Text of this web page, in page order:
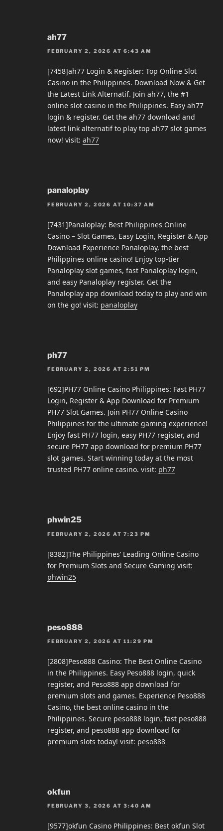
ah77
FEBRUARY 2, 2026 AT 6:43 AM
[7458]ah77 Login & Register: Top Online Slot
Casino in the Philippines. Download Now & Get
the Latest Link Alternatif. Join ah77, the #1
online slot casino in the Philippines. Easy ah77
login & register. Get the ah77 download and
latest link alternatif to play top ah77 slot games
now! visit: ah77
panaloplay
FEBRUARY 2, 2026 AT 10:37 AM
[7431]Panaloplay: Best Philippines Online
Casino – Slot Games, Easy Login, Register & App
Download Experience Panaloplay, the best
Philippines online casino! Enjoy top-tier
Panaloplay slot games, fast Panaloplay login,
and easy Panaloplay register. Get the
Panaloplay app download today to play and win
on the go! visit: panaloplay
ph77
FEBRUARY 2, 2026 AT 2:51 PM
[692]PH77 Online Casino Philippines: Fast PH77
Login, Register & App Download for Premium
PH77 Slot Games. Join PH77 Online Casino
Philippines for the ultimate gaming experience!
Enjoy fast PH77 login, easy PH77 register, and
secure PH77 app download for premium PH77
slot games. Start winning today at the most
trusted PH77 online casino. visit: ph77
phwin25
FEBRUARY 2, 2026 AT 7:23 PM
[8382]The Philippines’ Leading Online Casino
for Premium Slots and Secure Gaming visit:
phwin25
peso888
FEBRUARY 2, 2026 AT 11:29 PM
[2808]Peso888 Casino: The Best Online Casino
in the Philippines. Easy Peso888 login, quick
register, and Peso888 app download for
premium slots and games. Experience Peso888
Casino, the best online casino in the
Philippines. Secure peso888 login, fast peso888
register, and peso888 app download for
premium slots today! visit: peso888
okfun
FEBRUARY 3, 2026 AT 3:40 AM
[9577]okfun Casino Philippines: Best okfun Slot